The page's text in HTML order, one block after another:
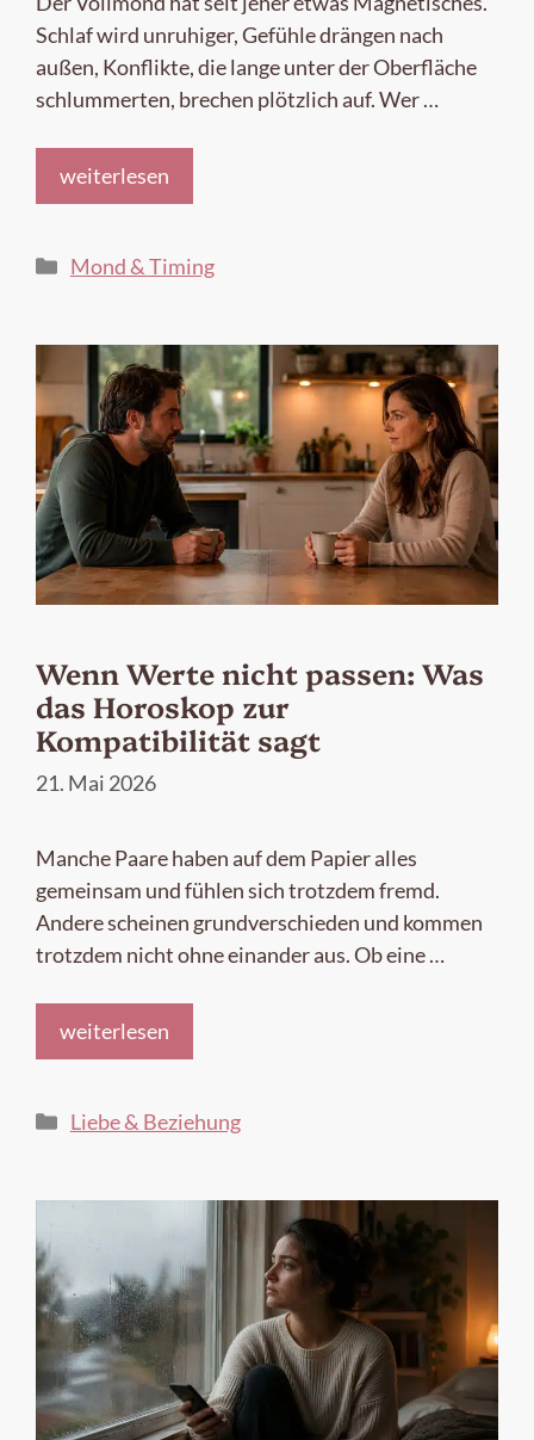
Schlaf wird unruhiger, Gefühle drängen nach
außen, Konflikte, die lange unter der Oberfläche
schlummerten, brechen plötzlich auf. Wer …
weiterlesen
Kategorien
Mond & Timing
Wenn Werte nicht passen: Was
das Horoskop zur
Kompatibilität sagt
21. Mai 2026
Manche Paare haben auf dem Papier alles
gemeinsam und fühlen sich trotzdem fremd.
Andere scheinen grundverschieden und kommen
trotzdem nicht ohne einander aus. Ob eine …
weiterlesen
Kategorien
Liebe & Beziehung